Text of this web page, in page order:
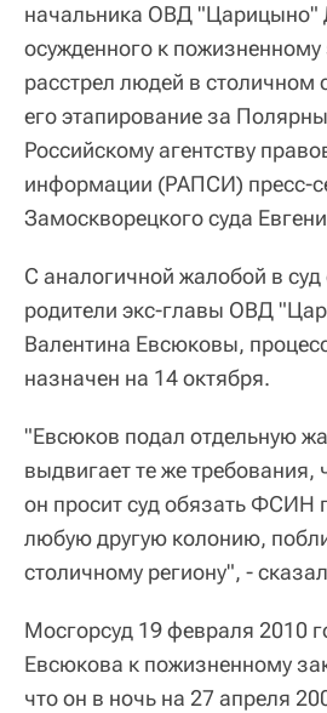
начальника ОВД "Царицыно"
осужденного к
расстрел людей в столичном
его этапирование за
Российскому агентству
информации (РАПСИ) пресс-
Замоскворецкого суда
С аналогичной жалобой в суд
родители экс-главы ОВД
Валентина Евсюковы,
назначен на 14 октября.
"Евсюков подал отдельную
выдвигает те же требования,
он просит суд обязать ФСИН
любую другую колонию,
столичному региону", -
Мосгорсуд 19 февраля 2010
Евсюкова к пожизненному
что он в ночь на 27 апреля